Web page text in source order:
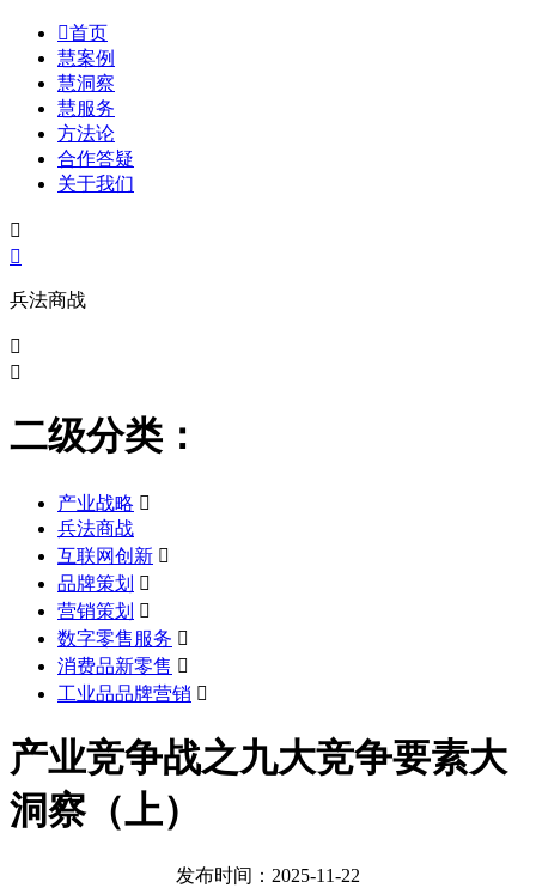
首页
慧案例
慧洞察
慧服务
方法论
合作答疑
关于我们


兵法商战


二级分类：
产业战略 
兵法商战
互联网创新 
品牌策划 
营销策划 
数字零售服务 
消费品新零售 
工业品品牌营销 
产业竞争战之九大竞争要素大
洞察（上）
发布时间：2025-11-22